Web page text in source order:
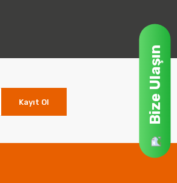
Kayıt Ol Bize Ulaşın